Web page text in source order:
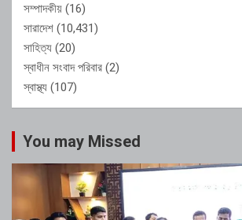
সম্পাদকীয় (16)
সারাদেশ (10,431)
সাহিত্য (20)
স্বাধীন সংবাদ পরিবার (2)
স্বাস্থ্য (107)
You may Missed